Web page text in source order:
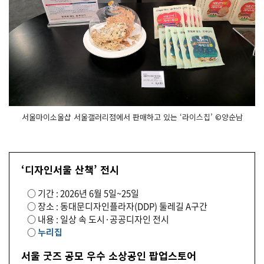
서울마이소울샵 서울갤러리점에서 판매하고 있는 ‘라이스칩’ ©양순남
‘디자인서울 산책’ 전시
○ 기간 : 2026년 6월 5일~25일
○ 장소 : 동대문디자인플라자(DDP) 둘레길 A구간
○ 내용 : 일상 속 도시·공공디자인 전시
○누리집
서울 굿즈 공모 우수 소상공인 팝업스토어